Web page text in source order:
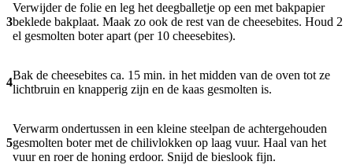
3
Verwijder de folie en leg het deegballetje op een met bakpapier
beklede bakplaat. Maak zo ook de rest van de cheesebites. Houd 2
el gesmolten boter apart (per 10 cheesebites).
4
Bak de cheesebites ca. 15 min. in het midden van de oven tot ze
lichtbruin en knapperig zijn en de kaas gesmolten is.
5
Verwarm ondertussen in een kleine steelpan de achtergehouden
gesmolten boter met de chilivlokken op laag vuur. Haal van het
vuur en roer de honing erdoor. Snijd de bieslook fijn.